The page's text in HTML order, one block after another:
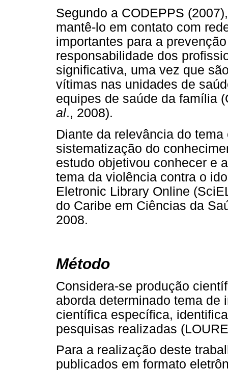
Segundo a CODEPPS
mantê-lo em contato com
importantes para a
responsabilidade dos
significativa, uma vez que
vítimas nas unidades de
equipes de saúde da família
al., 2008).
Diante da relevância do
sistematização do
estudo objetivou conhecer e
tema da violência contra o
Eletronic Library Online
do Caribe em Ciências da
2008.
Método
Considera-se produção
aborda determinado tema de
científica específica,
pesquisas realizadas
Para a realização deste
publicados em formato